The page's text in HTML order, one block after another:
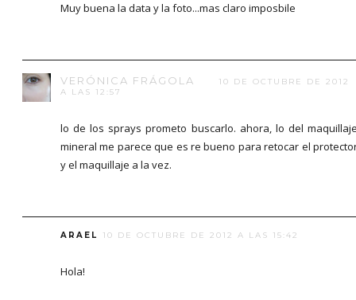
Muy buena la data y la foto...mas claro imposbile
VERÓNICA FRÁGOLA
10 DE OCTUBRE DE 2012
A LAS 12:57
lo de los sprays prometo buscarlo. ahora, lo del
mineral me parece que es re bueno para retocar el
y el maquillaje a la vez.
ARAEL 10 DE OCTUBRE DE 2012 A LAS 15:42
Hola!